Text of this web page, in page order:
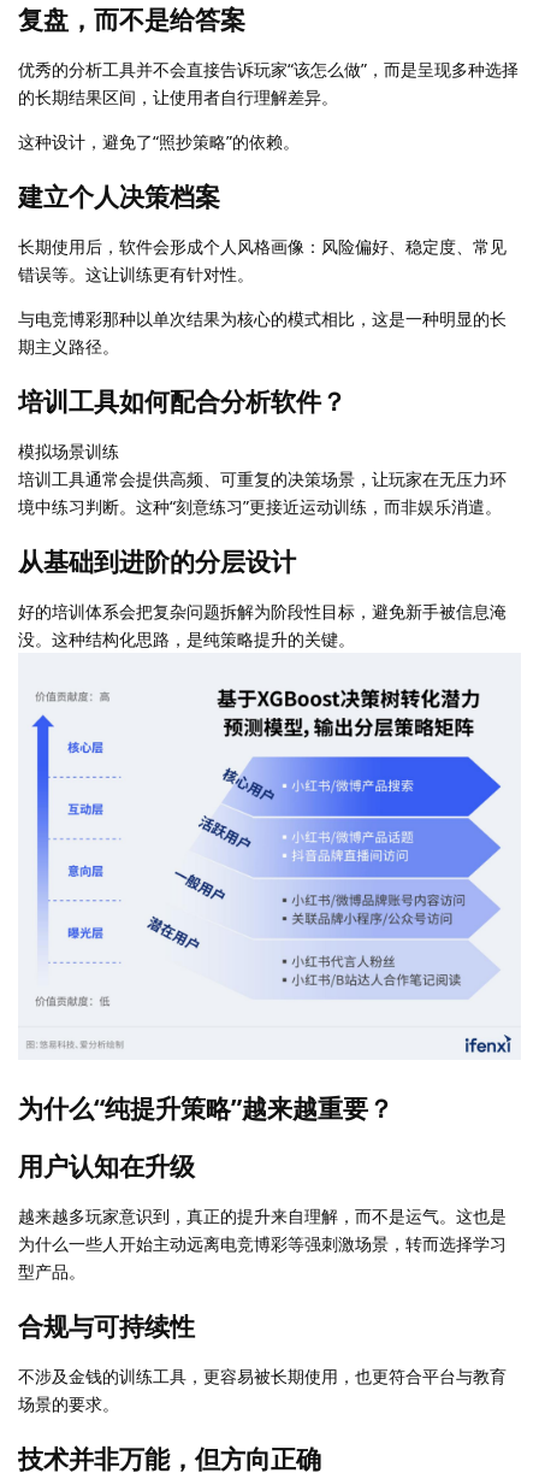
复盘，而不是给答案
优秀的分析工具并不会直接告诉玩家“该怎么做”，而是呈现多种选择
的长期结果区间，让使用者自行理解差异。
这种设计，避免了“照抄策略”的依赖。
建立个人决策档案
长期使用后，软件会形成个人风格画像：风险偏好、稳定度、常见
错误等。这让训练更有针对性。
与电竞博彩那种以单次结果为核心的模式相比，这是一种明显的长
期主义路径。
培训工具如何配合分析软件？
模拟场景训练
培训工具通常会提供高频、可重复的决策场景，让玩家在无压力环
境中练习判断。这种“刻意练习”更接近运动训练，而非娱乐消遣。
从基础到进阶的分层设计
好的培训体系会把复杂问题拆解为阶段性目标，避免新手被信息淹
没。这种结构化思路，是纯策略提升的关键。
为什么“纯提升策略”越来越重要？
用户认知在升级
越来越多玩家意识到，真正的提升来自理解，而不是运气。这也是
为什么一些人开始主动远离电竞博彩等强刺激场景，转而选择学习
型产品。
合规与可持续性
不涉及金钱的训练工具，更容易被长期使用，也更符合平台与教育
场景的要求。
技术并非万能，但方向正确